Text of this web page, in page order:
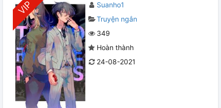
Suanho1
Truyện ngắn
349
Hoàn thành
24-08-2021